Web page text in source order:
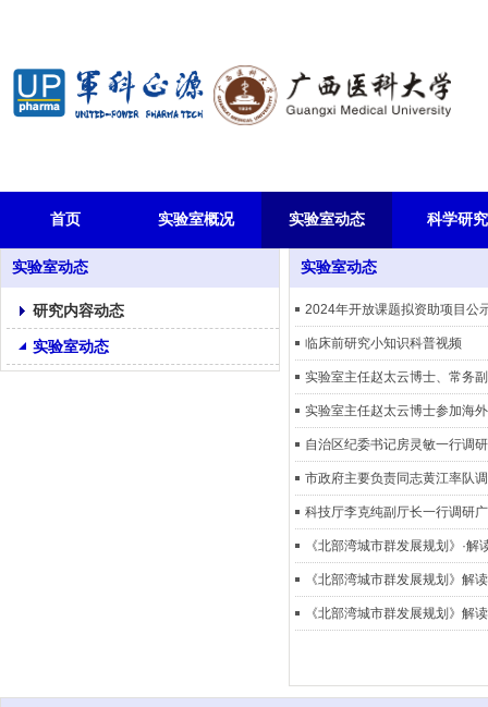
首页 实验室概况 实验室动态 科学研究
实验室动态
研究内容动态
实验室动态
实验室动态
2024年开放课题拟资助项目公
临床前研究小知识科普视频
实验室主任赵太云博士、常务
实验室主任赵太云博士参加海
自治区纪委书记房灵敏一行调研
市政府主要负责同志黄江率队
科技厅李克纯副厅长一行调研
《北部湾城市群发展规划》·解
《北部湾城市群发展规划》解
《北部湾城市群发展规划》解